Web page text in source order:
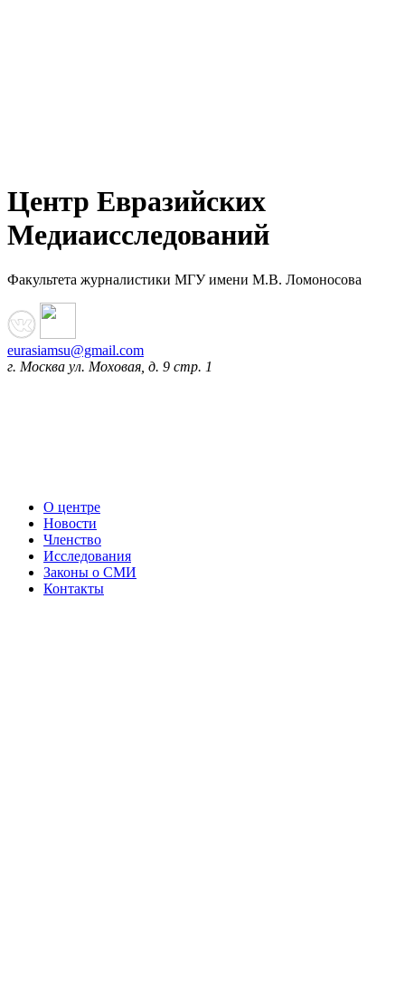
Центр Евразийских
Медиаисследований
Факультета журналистики МГУ имени М.В. Ломоносова
eurasiamsu@gmail.com
г. Москва ул. Моховая, д. 9 стр. 1
О центре
Новости
Членство
Исследования
Законы о СМИ
Контакты